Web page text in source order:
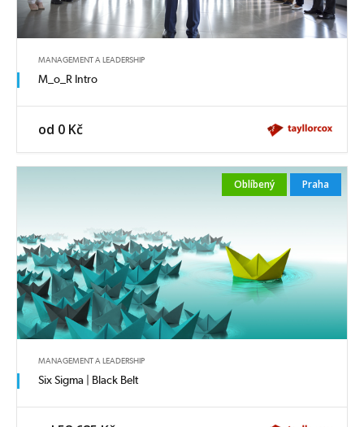
MANAGEMENT A LEADERSHIP
M_o_R Intro
od 0 Kč
Oblíbený Praha
MANAGEMENT A LEADERSHIP
Six Sigma | Black Belt